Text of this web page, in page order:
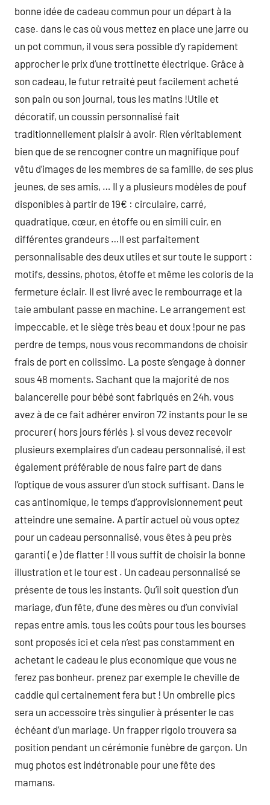
bonne idée de cadeau commun pour un départ à la
case. dans le cas où vous mettez en place une jarre ou
un pot commun, il vous sera possible d’y rapidement
approcher le prix d’une trottinette électrique. Grâce à
son cadeau, le futur retraité peut facilement acheté
son pain ou son journal, tous les matins !Utile et
décoratif, un coussin personnalisé fait
traditionnellement plaisir à avoir. Rien véritablement
bien que de se rencogner contre un magnifique pouf
vêtu d’images de les membres de sa famille, de ses plus
jeunes, de ses amis, … Il y a plusieurs modèles de pouf
disponibles à partir de 19€ : circulaire, carré,
quadratique, cœur, en étoffe ou en simili cuir, en
différentes grandeurs …Il est parfaitement
personnalisable des deux utiles et sur toute le support :
motifs, dessins, photos, étoffe et même les coloris de la
fermeture éclair. Il est livré avec le rembourrage et la
taie ambulant passe en machine. Le arrangement est
impeccable, et le siège très beau et doux !pour ne pas
perdre de temps, nous vous recommandons de choisir
frais de port en colissimo. La poste s’engage à donner
sous 48 moments. Sachant que la majorité de nos
balancerelle pour bébé sont fabriqués en 24h, vous
avez à de ce fait adhérer environ 72 instants pour le se
procurer ( hors jours fériés ). si vous devez recevoir
plusieurs exemplaires d’un cadeau personnalisé, il est
également préférable de nous faire part de dans
l’optique de vous assurer d’un stock suffisant. Dans le
cas antinomique, le temps d’approvisionnement peut
atteindre une semaine. A partir actuel où vous optez
pour un cadeau personnalisé, vous êtes à peu près
garanti ( e ) de flatter ! Il vous suffit de choisir la bonne
illustration et le tour est . Un cadeau personnalisé se
présente de tous les instants. Qu’il soit question d’un
mariage, d’un fête, d’une des mères ou d’un convivial
repas entre amis, tous les coûts pour tous les bourses
sont proposés ici et cela n’est pas constamment en
achetant le cadeau le plus economique que vous ne
ferez pas bonheur. prenez par exemple le cheville de
caddie qui certainement fera but ! Un ombrelle pics
sera un accessoire très singulier à présenter le cas
échéant d’un mariage. Un frapper rigolo trouvera sa
position pendant un cérémonie funèbre de garçon. Un
mug photos est indétronable pour une fête des
mamans.